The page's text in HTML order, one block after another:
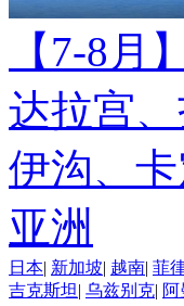
【7-8
达拉宫
伊沟、
亚洲
日本| 新加坡| 越南| 菲
吉克斯坦 | 乌兹别克| 阿